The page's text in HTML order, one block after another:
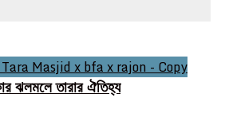
ঝলমলে তারার ঐতিহ্য